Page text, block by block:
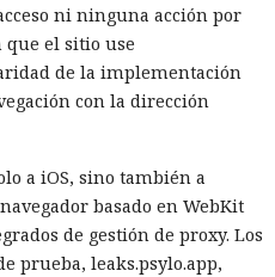
ni ninguna acción por
el sitio use
de la implementación
con la dirección
a iOS, sino también a
basado en WebKit
de gestión de proxy. Los
prueba, leaks.psylo.app,